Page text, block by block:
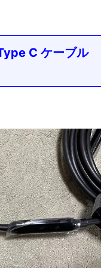
C ケーブル